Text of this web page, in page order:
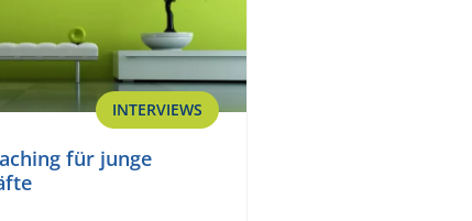
INTERVIEWS
für junge